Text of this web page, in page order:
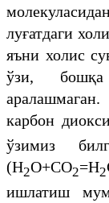
луғатдаги
яъни холис
ўзи,
карбон
ўзимиз
(H2O+CO2=H2
ишлатиш